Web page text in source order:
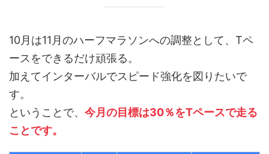
10月は11月のハーフマラソンへの調整として、Tペ
ースをできるだけ頑張る。
加えてインターバルでスピード強化を図りたいで
す。
ということで、 今月の目標は30％をTペースで走る
ことです。